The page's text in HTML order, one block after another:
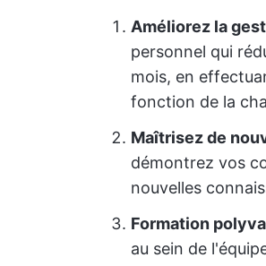
Améliorez la
personnel qui
mois, en
fonction de la
Maîtrisez de
démontrez vos
nouvelles
Formation
au sein de